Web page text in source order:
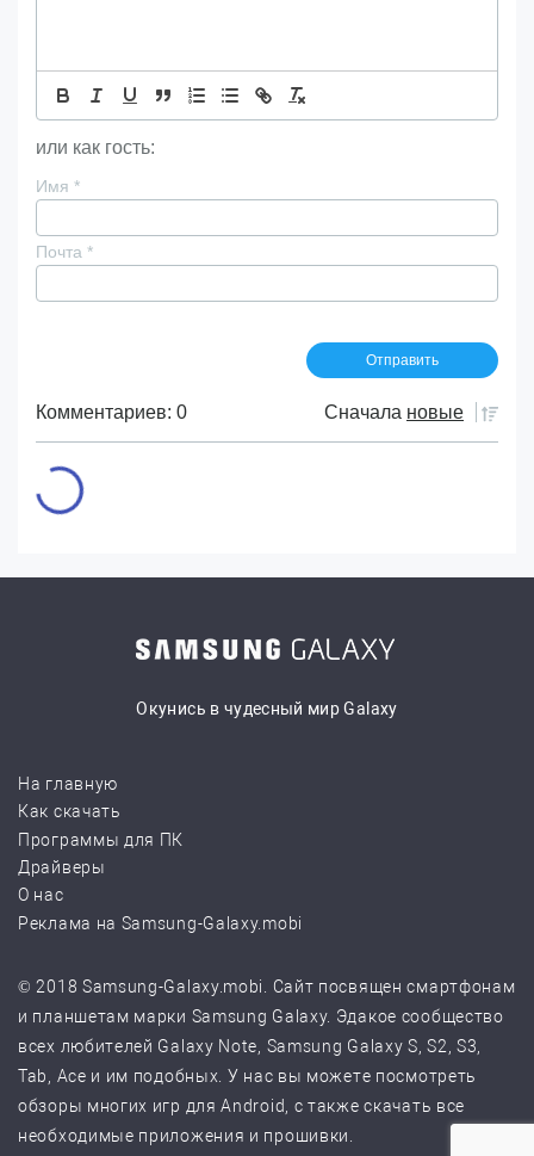
или как гость:
Имя *
Почта *
Комментариев: 0 Сначала новые
Окунись в чудесный мир Galaxy
На главную
Как скачать
Программы для ПК
Драйверы
О нас
Реклама на Samsung-Galaxy.mobi
© 2018 Samsung-Galaxy.mobi. Сайт посвящен смартфонам
и планшетам марки Samsung Galaxy. Эдакое сообщество
всех любителей Galaxy Note, Samsung Galaxy S, S2, S3,
Tab, Ace и им подобных. У нас вы можете посмотреть
обзоры многих игр для Android, с также скачать все
необходимые приложения и прошивки.